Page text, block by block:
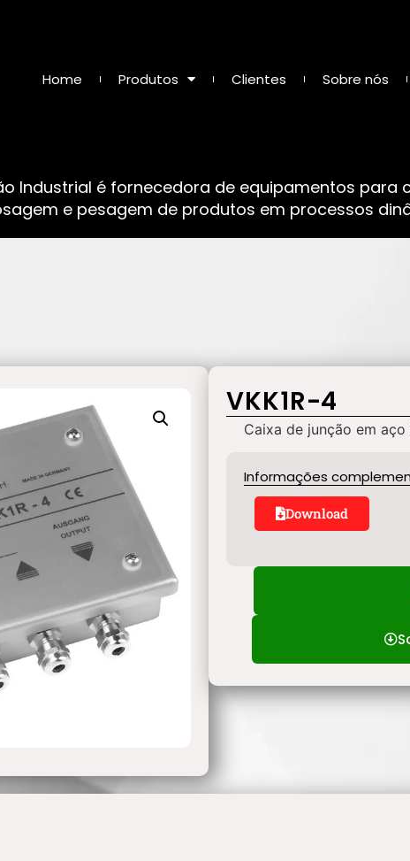
Home Produtos Clientes Sobre nós
Industrial é fornecedora de equipamentos para
e pesagem de produtos em processos
VKK1R-4
Caixa de junção em
Informações
Download